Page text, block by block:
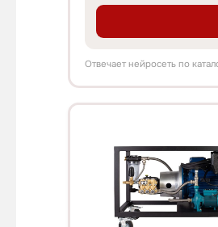
Отвечает нейросеть по